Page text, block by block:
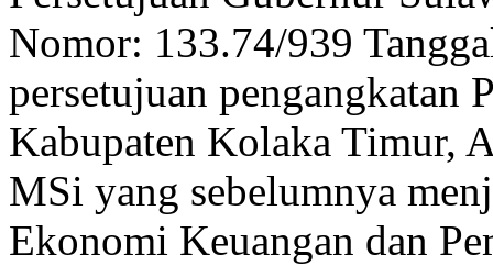
Nomor: 133.74/939
persetujuan pengangkatan
Kabupaten Kolaka Timur,
MSi yang sebelumnya
Ekonomi Keuangan dan